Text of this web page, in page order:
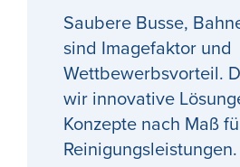
Saubere Busse,
sind Imagefaktor und
Wettbewerbsvorteil.
wir innovative
Konzepte nach Maß
Reinigungsleistungen.